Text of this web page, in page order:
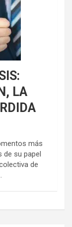
LA
más
de su papel
de